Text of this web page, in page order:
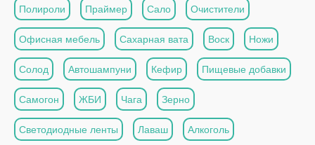
Полироли Праймер Сало Очистители
Офисная мебель Сахарная вата Воск Ножи
Солод Автошампуни Кефир Пищевые добавки
Самогон ЖБИ Чага Зерно
Светодиодные ленты Лаваш Алкоголь